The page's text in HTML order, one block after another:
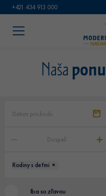
+421 434 913 000
Naša
Dospelí
Rodiny s deťmi ×
Iba so zľavou